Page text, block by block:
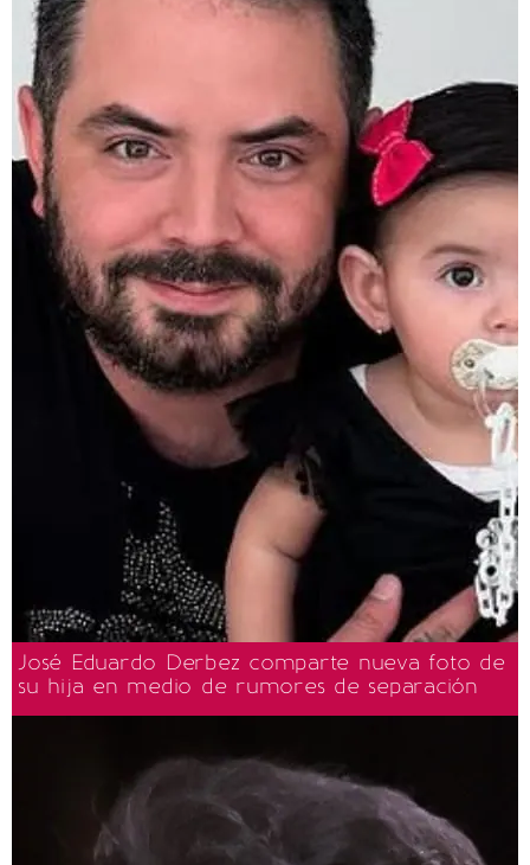
José Eduardo Derbez comparte nueva foto de
su hija en medio de rumores de separación